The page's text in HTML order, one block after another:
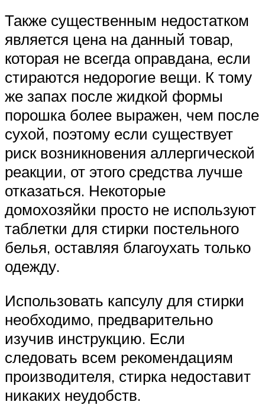
Также существенным недостатком
является цена на данный товар,
которая не всегда оправдана, если
стираются недорогие вещи. К тому
же запах после жидкой формы
порошка более выражен, чем после
сухой, поэтому если существует
риск возникновения аллергической
реакции, от этого средства лучше
отказаться. Некоторые
домохозяйки просто не используют
таблетки для стирки постельного
белья, оставляя благоухать только
одежду.
Использовать капсулу для стирки
необходимо, предварительно
изучив инструкцию. Если
следовать всем рекомендациям
производителя, стирка недоставит
никаких неудобств.